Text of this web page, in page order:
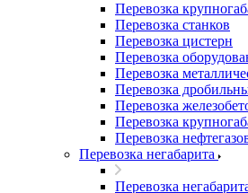
Перевозка
Перевозка станков
Перевозка цистерн
Перевозка
Перевозка
Перевозка
Перевозка
Перевозка
Перевозка
Перевозка негабарита
Перевозка